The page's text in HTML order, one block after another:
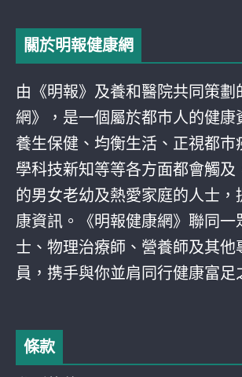
關於明報健康網
由《明報》及養和醫院共同策劃
網》，是一個屬於都巿人的健康
養生保健、均衡生活、正視都巿
學科技新知等等各方面都會觸及
的男女老幼及熱愛家庭的人士，
康資訊。《明報健康網》聯同一
士、物理治療師、營養師及其他
員，携手與你並肩同行健康富足
條款